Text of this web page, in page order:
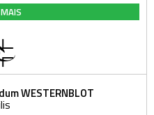
WESTERNBLOT